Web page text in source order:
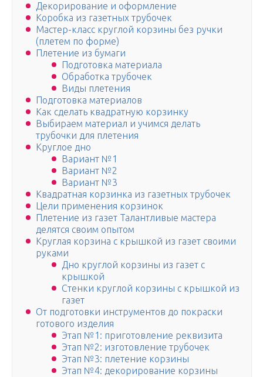
Декорирование и оформление
Коробка из газетных трубочек
Мастер-класс круглой корзины без ручки
(плетем по форме)
Плетение из бумаги
Подготовка материала
Обработка трубочек
Виды плетения
Подготовка материалов
Как сделать квадратную корзинку
Выбираем материал и учимся делать
трубочки для плетения
Круглое дно
Вариант №1
Вариант №2
Вариант №3
Квадратная корзинка из газетных трубочек
Цели применения корзинок
Плетение из газет Талантливые мастера
делятся своим опытом
Круглая корзина с крышкой из газет своими
руками
Дно круглой корзины из газет с
крышкой
Стенки круглой корзины с крышкой из
газет
От подготовки инструментов до покраски
готового изделия
Этап №1: приготовление реквизита
Этап №2: изготовление трубочек
Этап №3: плетение корзины
Этап №4: декорирование корзины